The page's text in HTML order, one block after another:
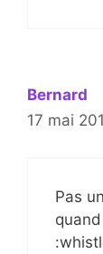
Bernard
17 mai
Pas